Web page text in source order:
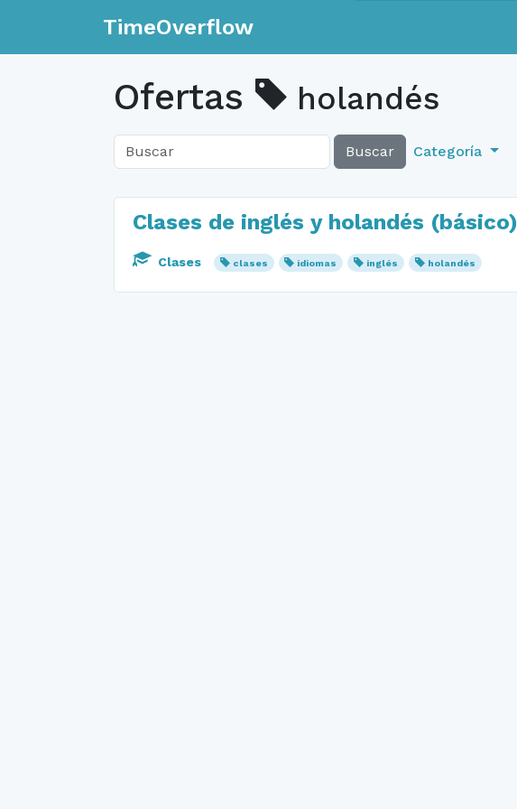
TimeOverflow
Ofertas holandés
Buscar Categoría
Clases de inglés y holandés (básico)
Clases clases idiomas inglés holandés